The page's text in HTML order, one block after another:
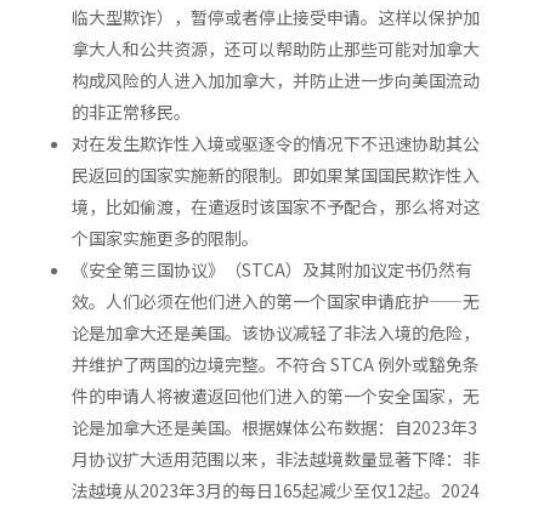
临大型欺诈），暂停或者停止接受申请。这样以保护加
拿大人和公共资源，还可以帮助防止那些可能对加拿大
构成风险的人进入加加拿大，并防止进一步向美国流动
的非正常移民。
对在发生欺诈性入境或驱逐令的情况下不迅速协助其公
民返回的国家实施新的限制。即如果某国国民欺诈性入
境，比如偷渡，在遣返时该国家不予配合，那么将对这
个国家实施更多的限制。
《安全第三国协议》（STCA）及其附加议定书仍然有
效。人们必须在他们进入的第一个国家申请庇护——无
论是加拿大还是美国。该协议减轻了非法入境的危险，
并维护了两国的边境完整。不符合 STCA 例外或豁免条
件的申请人将被遣返回他们进入的第一个安全国家，无
论是加拿大还是美国。根据媒体公布数据：自2023年3
月协议扩大适用范围以来，非法越境数量显著下降：非
法越境从2023年3月的每日165起减少至仅12起。2024